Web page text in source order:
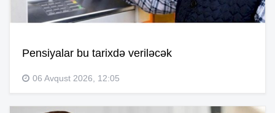
Pensiyalar bu tarixdə veriləcək
06 Avqust 2026, 12:05